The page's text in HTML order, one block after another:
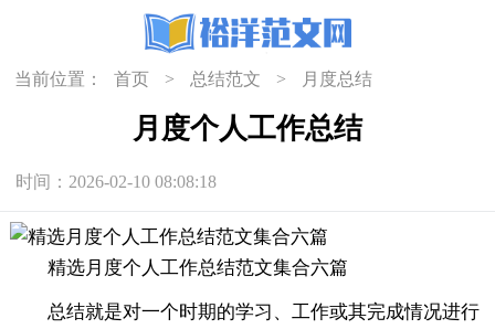
当前位置： 首页 > 总结范文 > 月度总结
月度个人工作总结
时间：2026-02-10 08:08:18
精选月度个人工作总结范文集合六篇
总结就是对一个时期的学习、工作或其完成情况进行